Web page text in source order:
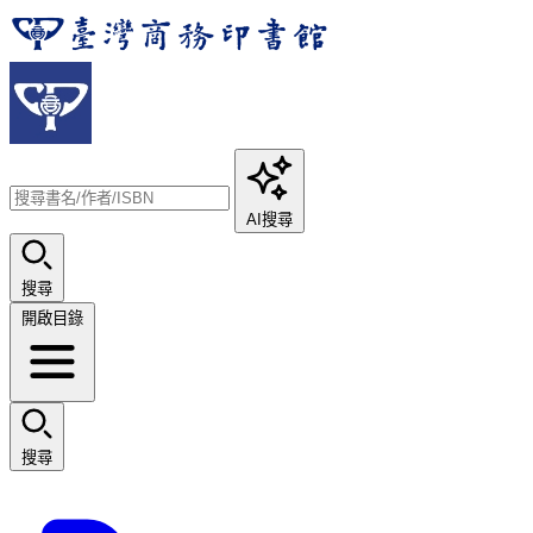
AI搜尋
搜尋
開啟目錄
搜尋